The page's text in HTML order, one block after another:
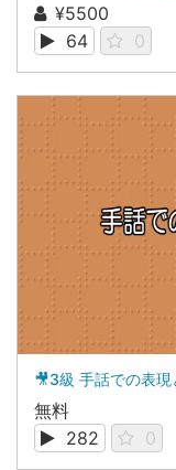
¥5500
64
0
🎥3級 手話での表
無料
282
0